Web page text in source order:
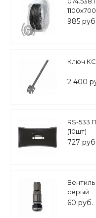
985 руб.
Ключ
2 400
RS-533
(10шт)
727 руб.
серый
60 руб.